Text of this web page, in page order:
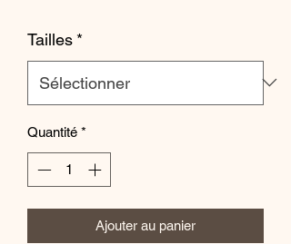
Tailles *
Quantité *
Ajouter au panier